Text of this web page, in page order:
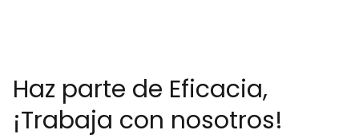
Haz parte de Eficacia,
¡Trabaja con nosotros!